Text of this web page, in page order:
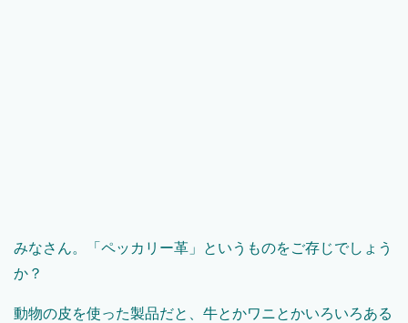
みなさん。「ペッカリー革」というものをご存じでしょう
か？
動物の皮を使った製品だと、牛とかワニとかいろいろある